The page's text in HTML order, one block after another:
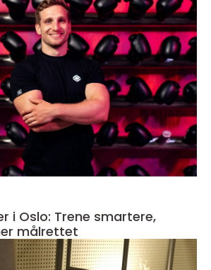
i Oslo: Trene smartere,
målrettet